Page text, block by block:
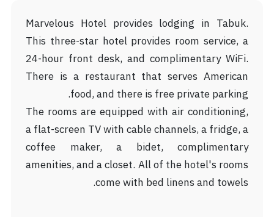
Marvelous Hotel provides lodging in Tabuk.
This three-star hotel provides room service, a
24-hour front desk, and complimentary WiFi.
There is a restaurant that serves American
food, and there is free private parking.
The rooms are equipped with air conditioning,
a flat-screen TV with cable channels, a fridge, a
coffee maker, a bidet, complimentary
amenities, and a closet. All of the hotel's rooms
come with bed linens and towels.